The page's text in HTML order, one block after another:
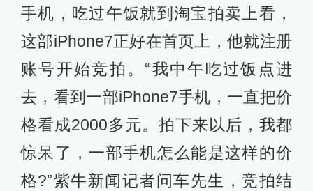
手机，吃过午饭就到淘宝拍卖上看，
这部iPhone7正好在首页上，他就注册
账号开始竞拍。“我中午吃过饭点进
去，看到一部iPhone7手机，一直把价
格看成2000多元。拍下来以后，我都
惊呆了，一部手机怎么能是这样的价
格?”紫牛新闻记者问车先生，竞拍结